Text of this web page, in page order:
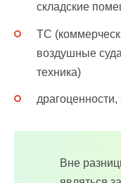
складские
ТС
воздушные
техника)
Вне